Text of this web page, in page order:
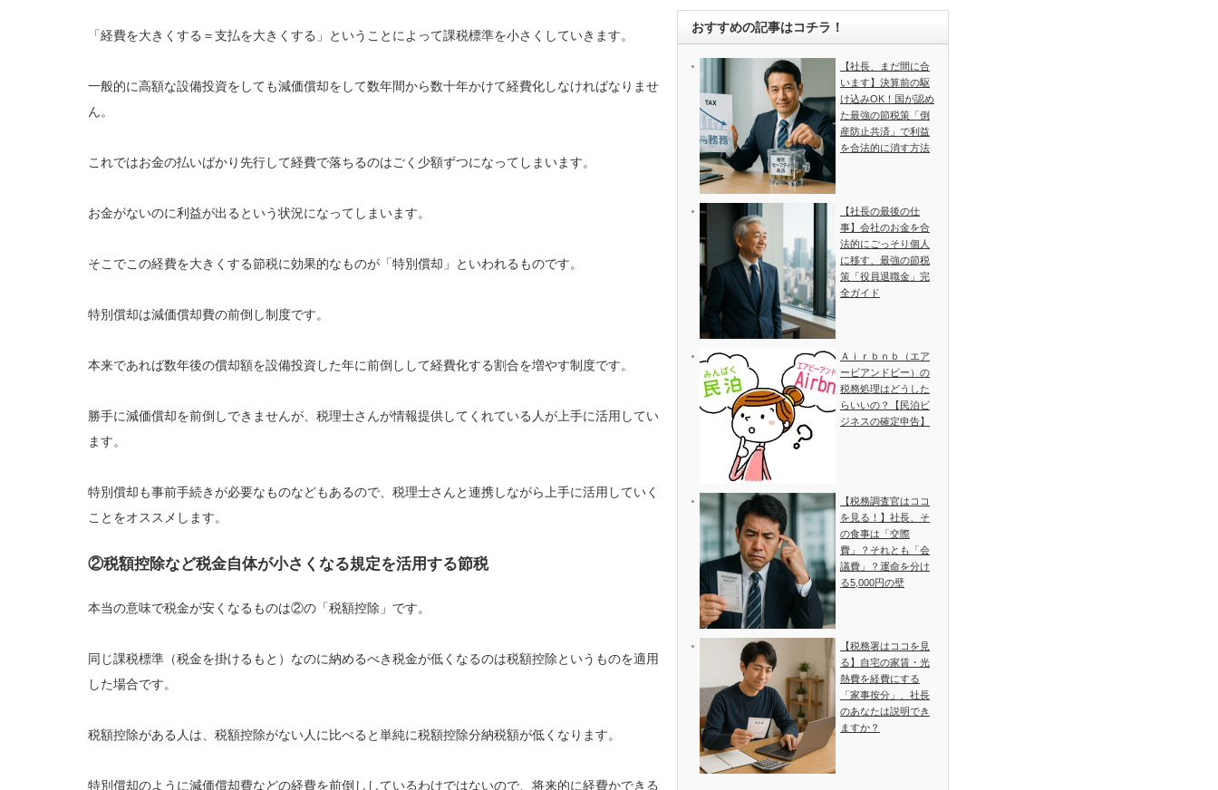
「経費を大きくする＝支払を大きくする」ということによって課税標準を小さくしていきます。
一般的に高額な設備投資をしても減価償却をして数年間から数十年かけて経費化しなければなりませ
ん。
これではお金の払いばかり先行して経費で落ちるのはごく少額ずつになってしまいます。
お金がないのに利益が出るという状況になってしまいます。
そこでこの経費を大きくする節税に効果的なものが「特別償却」といわれるものです。
特別償却は減価償却費の前倒し制度です。
本来であれば数年後の償却額を設備投資した年に前倒しして経費化する割合を増やす制度です。
勝手に減価償却を前倒しできませんが、税理士さんが情報提供してくれている人が上手に活用してい
ます。
特別償却も事前手続きが必要なものなどもあるので、税理士さんと連携しながら上手に活用していく
ことをオススメします。
②税額控除など税金自体が小さくなる規定を活用する節税
本当の意味で税金が安くなるものは②の「税額控除」です。
同じ課税標準（税金を掛けるもと）なのに納めるべき税金が低くなるのは税額控除というものを適用
した場合です。
税額控除がある人は、税額控除がない人に比べると単純に税額控除分納税額が低くなります。
特別償却のように減価償却費などの経費を前倒ししているわけではないので、将来的に経費かできる
おすすめの記事はコチラ！
【社長、まだ間に合
います】決算前の駆
け込みOK！国が認め
た最強の節税策「倒
産防止共済」で利益
を合法的に消す方法
【社長の最後の仕
事】会社のお金を合
法的にごっそり個人
に移す、最強の節税
策「役員退職金」完
全ガイド
Ａｉｒｂｎｂ（エア
ービアンドビー）の
税務処理はどうした
らいいの？【民泊ビ
ジネスの確定申告】
【税務調査官はココ
を見る！】社長、そ
の食事は「交際
費」？それとも「会
議費」？運命を分け
る5,000円の壁
【税務署はココを見
る】自宅の家賃・光
熱費を経費にする
「家事按分」、社長
のあなたは説明でき
ますか？